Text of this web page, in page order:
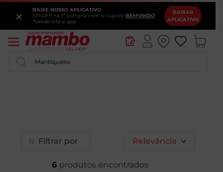
BAIXE NOSSO APLICATIVO
10%OFF na 1ª compra com o cupom BEMVINDO
*Válido site e app
BAIXAR
APLICATIVO
×
Pesquise por produtos ou marcas...
Filtrar Relevância
6